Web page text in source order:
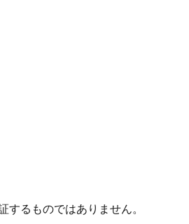
るものではありません。